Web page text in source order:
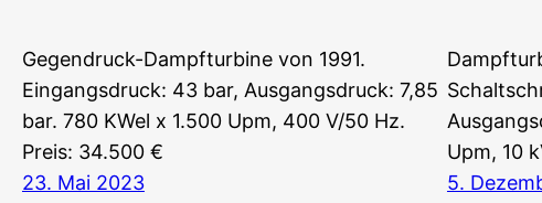
Gegendruck-Dampfturbine von 1991.
Eingangsdruck: 43 bar, Ausgangsdruck: 7,85
bar. 780 KWel x 1.500 Upm, 400 V/50 Hz.
Preis: 34.500 €
23. Mai 2023
Upm, 10
5.